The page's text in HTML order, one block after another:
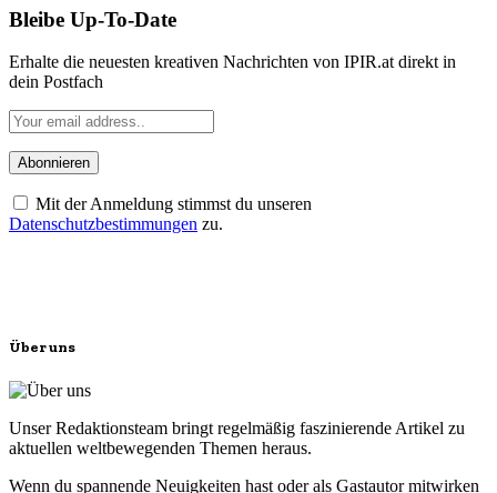
Bleibe Up-To-Date
Erhalte die neuesten kreativen Nachrichten von IPIR.at direkt in
dein Postfach
Mit der Anmeldung stimmst du unseren
Datenschutzbestimmungen zu.
Über uns
Unser Redaktionsteam bringt regelmäßig faszinierende Artikel zu
aktuellen weltbewegenden Themen heraus.
Wenn du spannende Neuigkeiten hast oder als Gastautor mitwirken